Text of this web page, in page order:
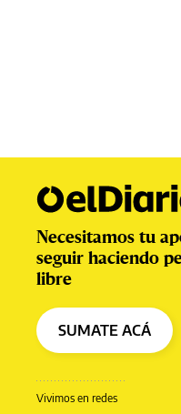
Vivimos en redes
Necesitamos tu
seguir haciendo
libre
SUMATE ACÁ